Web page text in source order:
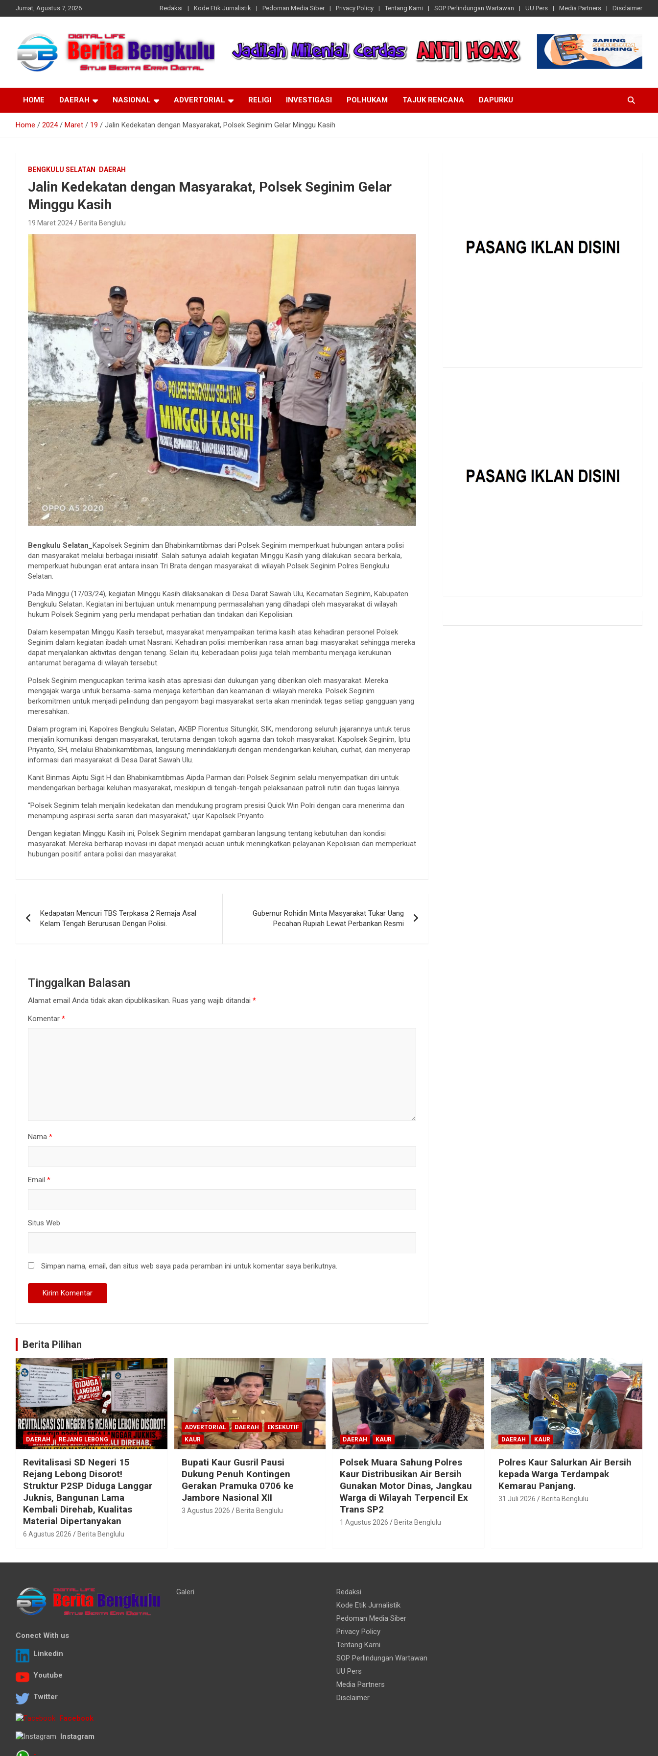
to
Jumat, Agustus 7, 2026 Redaksi Kode Etik Jurnalistik Pedoman Media Siber Privacy Policy Tentang Kami SOP Perlindungan Wartawan UU Pers Media Partners Disclaimer
Beritabengkulu.id
HOME DAERAH NASIONAL ADVERTORIAL RELIGI INVESTIGASI POLHUKAM TAJUK RENCANA DAPURKU
Home 2024 Maret 19 Jalin Kedekatan dengan Masyarakat, Polsek Seginim Gelar Minggu Kasih
BENGKULU SELATAN DAERAH
Jalin Kedekatan dengan Masyarakat, Polsek Seginim Gelar
Minggu Kasih
19 Maret 2024 Berita Benglulu
Bengkulu Selatan_
Kapolsek Seginim dan Bhabinkamtibmas dari Polsek Seginim memperkuat hubungan antara polisi
dan masyarakat melalui berbagai inisiatif. Salah satunya adalah kegiatan Minggu Kasih yang dilakukan secara berkala,
memperkuat hubungan erat antara insan Tri Brata dengan masyarakat di wilayah Polsek Seginim Polres Bengkulu
Selatan.
Pada Minggu (17/03/24), kegiatan Minggu Kasih dilaksanakan di Desa Darat Sawah Ulu, Kecamatan Seginim, Kabupaten
Bengkulu Selatan. Kegiatan ini bertujuan untuk menampung permasalahan yang dihadapi oleh masyarakat di wilayah
hukum Polsek Seginim yang perlu mendapat perhatian dan tindakan dari Kepolisian.
Dalam kesempatan Minggu Kasih tersebut, masyarakat menyampaikan terima kasih atas kehadiran personel Polsek
Seginim dalam kegiatan ibadah umat Nasrani. Kehadiran polisi memberikan rasa aman bagi masyarakat sehingga mereka
dapat menjalankan aktivitas dengan tenang. Selain itu, keberadaan polisi juga telah membantu menjaga kerukunan
antarumat beragama di wilayah tersebut.
Polsek Seginim mengucapkan terima kasih atas apresiasi dan dukungan yang diberikan oleh masyarakat. Mereka
mengajak warga untuk bersama-sama menjaga ketertiban dan keamanan di wilayah mereka. Polsek Seginim
berkomitmen untuk menjadi pelindung dan pengayom bagi masyarakat serta akan menindak tegas setiap gangguan yang
meresahkan.
Dalam program ini, Kapolres Bengkulu Selatan, AKBP Florentus Situngkir, SIK, mendorong seluruh jajarannya untuk terus
menjalin komunikasi dengan masyarakat, terutama dengan tokoh agama dan tokoh masyarakat. Kapolsek Seginim, Iptu
Priyanto, SH, melalui Bhabinkamtibmas, langsung menindaklanjuti dengan mendengarkan keluhan, curhat, dan menyerap
informasi dari masyarakat di Desa Darat Sawah Ulu.
Kanit Binmas Aiptu Sigit H dan Bhabinkamtibmas Aipda Parman dari Polsek Seginim selalu menyempatkan diri untuk
mendengarkan berbagai keluhan masyarakat, meskipun di tengah-tengah pelaksanaan patroli rutin dan tugas lainnya.
“Polsek Seginim telah menjalin kedekatan dan mendukung program presisi Quick Win Polri dengan cara menerima dan
menampung aspirasi serta saran dari masyarakat,” ujar Kapolsek Priyanto.
Dengan kegiatan Minggu Kasih ini, Polsek Seginim mendapat gambaran langsung tentang kebutuhan dan kondisi
masyarakat. Mereka berharap inovasi ini dapat menjadi acuan untuk meningkatkan pelayanan Kepolisian dan memperkuat
hubungan positif antara polisi dan masyarakat.
pos
Kedapatan Mencuri TBS Terpkasa 2 Remaja Asal
Kelam Tengah Berurusan Dengan Polisi.
Gubernur Rohidin Minta Masyarakat Tukar Uang
Pecahan Rupiah Lewat Perbankan Resmi
Tinggalkan Balasan
Alamat email Anda tidak akan dipublikasikan. Ruas yang wajib ditandai *
Komentar *
Nama *
Email *
Situs Web
Simpan nama, email, dan situs web saya pada peramban ini untuk komentar saya berikutnya.
Berita Pilihan
DAERAH REJANG LEBONG
Revitalisasi SD Negeri 15
Rejang Lebong Disorot!
Struktur P2SP Diduga Langgar
Juknis, Bangunan Lama
Kembali Direhab, Kualitas
Material Dipertanyakan
6 Agustus 2026 Berita Benglulu
ADVERTORIAL DAERAH
EKSEKUTIF
KAUR
Bupati Kaur Gusril Pausi
Dukung Penuh Kontingen
Gerakan Pramuka 0706 ke
Jambore Nasional XII
3 Agustus 2026 Berita Benglulu
DAERAH KAUR
Polsek Muara Sahung Polres
Kaur Distribusikan Air Bersih
Gunakan Motor Dinas, Jangkau
Warga di Wilayah Terpencil Ex
Trans SP2
1 Agustus 2026 Berita Benglulu
DAERAH KAUR
Polres Kaur Salurkan Air Bersih
kepada Warga Terdampak
Kemarau Panjang.
31 Juli 2026 Berita Benglulu
Conect With us
Linkedin
Youtube
Twitter
Facebook
Instagram
Galeri
Redaksi
Kode Etik Jurnalistik
Pedoman Media Siber
Privacy Policy
Tentang Kami
SOP Perlindungan Wartawan
UU Pers
Media Partners
Disclaimer